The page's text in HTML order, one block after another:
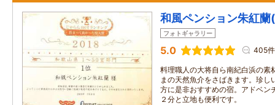
和風ペンション朱紅
フォトギャラリー
5.0 405件
料理職人の大将自ら南紀白浜の素
まの天然魚介をさばきます。珍し
方に是非おすすめの宿。アドベン
２分と立地も便利です。